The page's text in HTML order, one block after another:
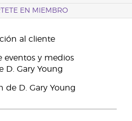
EN MIEMBRO
al cliente
eventos y medios
D. Gary Young
de D. Gary Young